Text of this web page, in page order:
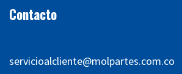
Contacto
servicioalcliente@molpartes.com.co